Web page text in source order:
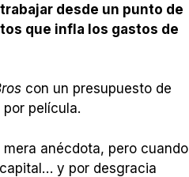
desde un punto de
que infla los gastos de
con un presupuesto de
película.
anécdota, pero cuando
y por desgracia